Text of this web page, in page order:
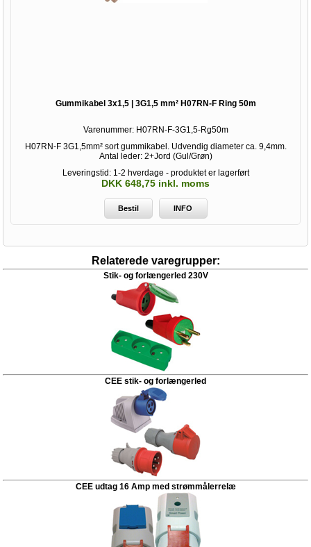
Gummikabel 3x1,5 | 3G1,5 mm² H07RN-F Ring 50m
Varenummer: H07RN-F-3G1,5-Rg50m
H07RN-F 3G1,5mm² sort gummikabel. Udvendig diameter ca. 9,4mm.
Antal leder: 2+Jord (Gul/Grøn)
Leveringstid: 1-2 hverdage - produktet er lagerført
DKK 648,75 inkl. moms
Bestil INFO
Relaterede varegrupper:
Stik- og forlængerled 230V
CEE stik- og forlængerled
CEE udtag 16 Amp med strømmålerrelæ